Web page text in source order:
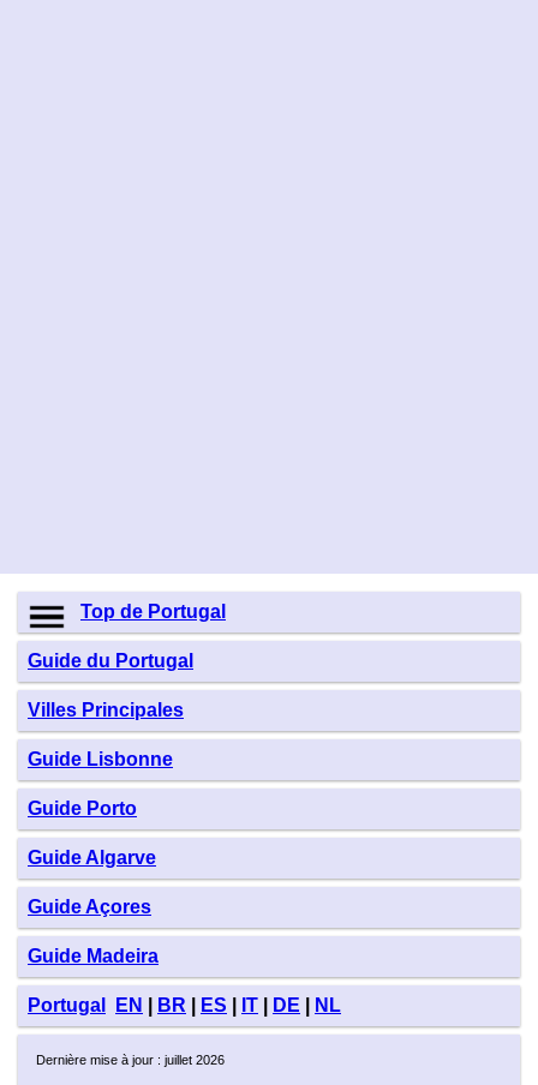
Top de Portugal
Guide du Portugal
Villes Principales
Guide Lisbonne
Guide Porto
Guide Algarve
Guide Açores
Guide Madeira
Portugal EN BR ES IT DE NL
Dernière mise à jour : juillet 2026